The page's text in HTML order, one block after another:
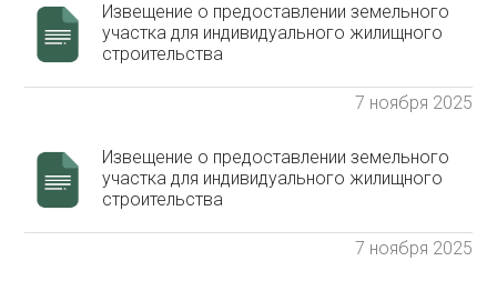
Извещение о предоставлении земельного
участка для индивидуального жилищного
строительства
7 ноября 2025
Извещение о предоставлении земельного
участка для индивидуального жилищного
строительства
7 ноября 2025